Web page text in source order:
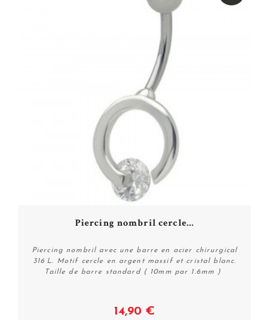
Plus de détails
Piercing nombril cercle...
Piercing nombril avec une barre en acier chirurgical
316 L. Motif cercle en argent massif et cristal blanc.
Taille de barre standard ( 10mm par 1.6mm )
14,90 €